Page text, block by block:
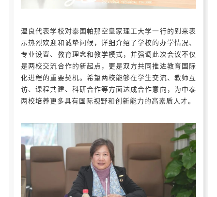
温良代表学校对泰国帕那空皇家理工大学一行的到来表
示热烈欢迎和诚挚问候，详细介绍了学校的办学情况、
专业设置、教育理念和教学模式，并强调此次会议不仅
是两校交流合作的新起点，更是双方共同推进教育国际
化进程的重要契机。希望两校能够在学生交流、教师互
访、课程共建、科研合作等方面达成合作意向，为中泰
两校培养更多具有国际视野和创新能力的高素质人才。